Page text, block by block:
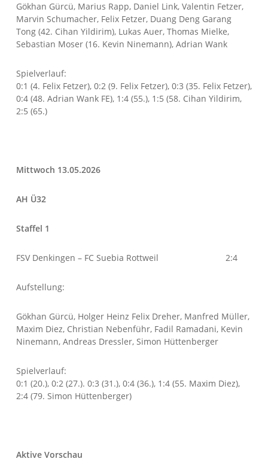
Gökhan Gürcü, Marius Rapp, Daniel Link, Valentin Fetzer,
Marvin Schumacher, Felix Fetzer, Duang Deng Garang
Tong (42. Cihan Yildirim), Lukas Auer, Thomas Mielke,
Sebastian Moser (16. Kevin Ninemann), Adrian Wank
Spielverlauf:
0:1 (4. Felix Fetzer), 0:2 (9. Felix Fetzer), 0:3 (35. Felix Fetzer),
0:4 (48. Adrian Wank FE), 1:4 (55.), 1:5 (58. Cihan Yildirim,
2:5 (65.)
Mittwoch 13.05.2026
AH Ü32
Staffel 1
FSV Denkingen – FC Suebia Rottweil 2:4
Aufstellung:
Gökhan Gürcü, Holger Heinz Felix Dreher, Manfred Müller,
Maxim Diez, Christian Nebenführ, Fadil Ramadani, Kevin
Ninemann, Andreas Dressler, Simon Hüttenberger
Spielverlauf:
0:1 (20.), 0:2 (27.). 0:3 (31.), 0:4 (36.), 1:4 (55. Maxim Diez),
2:4 (79. Simon Hüttenberger)
Aktive Vorschau